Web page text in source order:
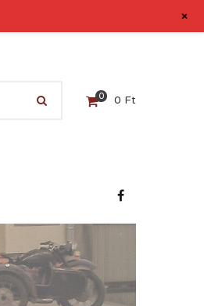
0 0 Ft
+